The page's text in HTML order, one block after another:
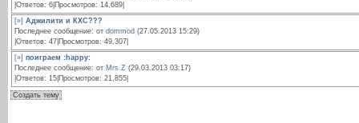
|Ответов: 6|Просмотров: 14,689|
[»] Аджилити и КХС???
Последнее сообщение: от dommod (27.05.2013 15:29)
|Ответов: 47|Просмотров: 49,307|
[»] поиграем :happy:
Последнее сообщение: от Mrs.Z (29.03.2013 03:17)
|Ответов: 15|Просмотров: 21,855|
Создать тему